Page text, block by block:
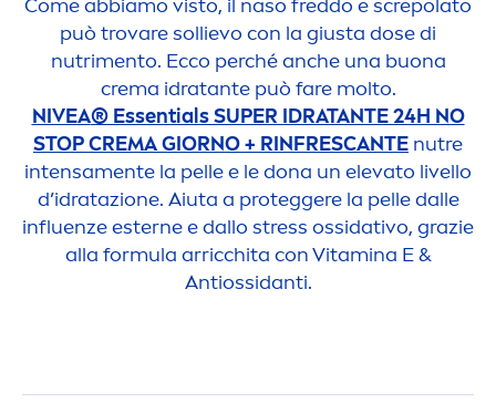
Come abbiamo visto, il naso freddo e screpolato
può trovare sollievo con la giusta dose di
nutrimento. Ecco perché anche una buona
crema idratante può fare molto.
NIVEA® Essentials SUPER IDRATANTE 24H NO
STOP CREMA GIORNO + RINFRESCANTE nutre
intensamente la pelle e le dona un elevato livello
d’idratazione. Aiuta a proteggere la pelle dalle
influenze esterne e dallo stress ossidativo, grazie
alla formula arricchita conVitamina E &
Antiossidanti.